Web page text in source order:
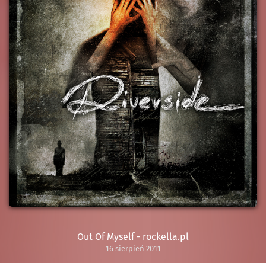
Out Of Myself - rockella.pl
16 sierpień 2011